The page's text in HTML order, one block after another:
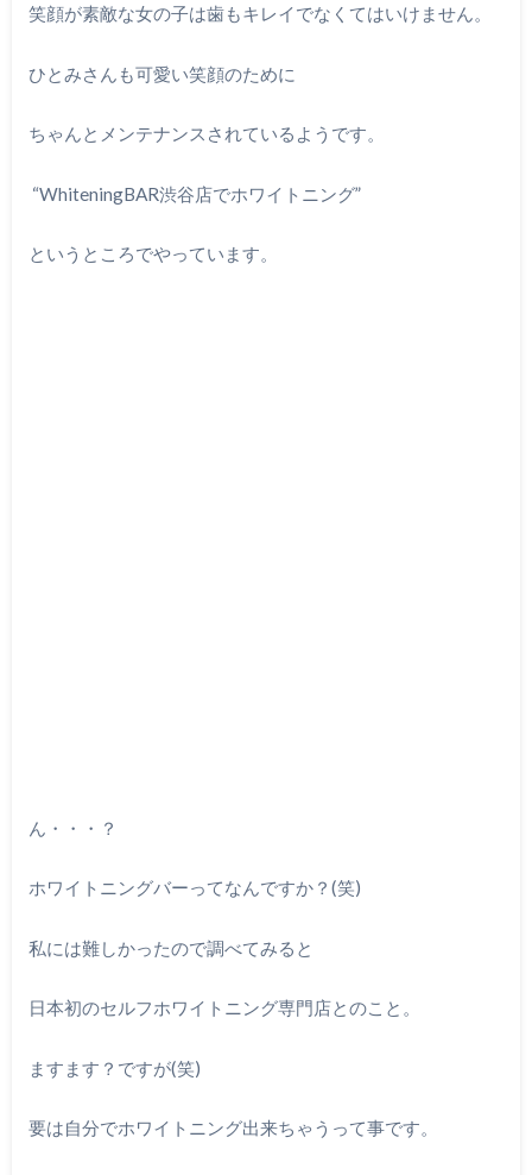
笑顔が素敵な女の子は歯もキレイでなくてはいけません。
ひとみさんも可愛い笑顔のために
ちゃんとメンテナンスされているようです。
“WhiteningBAR渋谷店でホワイトニング”
というところでやっています。
ん・・・？
ホワイトニングバーってなんですか？(笑)
私には難しかったので調べてみると
日本初のセルフホワイトニング専門店とのこと。
ますます？ですが(笑)
要は自分でホワイトニング出来ちゃうって事です。